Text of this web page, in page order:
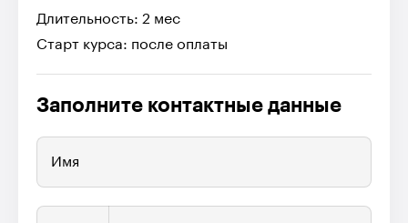
Длительность: 2 мес
Старт курса: после оплаты
Заполните контактные данные
Имя